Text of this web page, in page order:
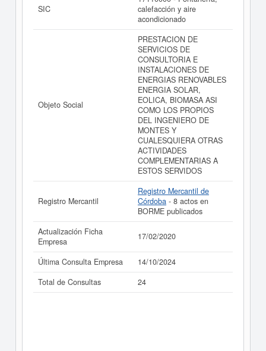
AGROFORESTALES SLL. (EXTINGUIDA)está dada
de alta en el Registro Mercantil de Córdoba y tiene 8
Si está interesado en conocer más datos de la empresa
ENSOLAR INGENIERIA ENERGIA SOLAR Y
PROYECTOS AGROFORESTALES SLL. (EXTINGUIDA)
acceder inmediatamente a este Informe ampliado
de ENSOLAR INGENIERIA ENERGIA SOLAR Y
PROYECTOS AGROFORESTALES SLL. (EXTINGUIDA)
y consultar los resultados de sus años de actividad, así
como los balances y cuentas de resultados disponibles.
La última actualización del informe de empresa se ha
realizado el 17/02/2020.
SIC
calefacción y aire
acondicionado
Objeto Social
PRESTACION DE
SERVICIOS DE
CONSULTORIA E
INSTALACIONES DE
ENERGIAS RENOVABLES
ENERGIA SOLAR,
EOLICA, BIOMASA ASI
COMO LOS PROPIOS
DEL INGENIERO DE
MONTES Y
CUALESQUIERA OTRAS
ACTIVIDADES
COMPLEMENTARIAS A
ESTOS SERVIDOS
Registro Mercantil
Registro Mercantil de
Córdoba - 8 actos en
BORME publicados
Actualización Ficha
Empresa
17/02/2020
Última Consulta Empresa
14/10/2024
Total de Consultas
24